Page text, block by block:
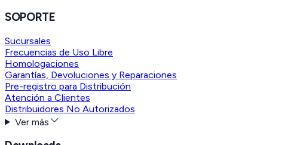
SOPORTE
Sucursales
Frecuencias de Uso Libre
Homologaciones
Garantías, Devoluciones y Reparaciones
Pre-registro para Distribución
Atención a Clientes
Distribuidores No Autorizados
Ver más